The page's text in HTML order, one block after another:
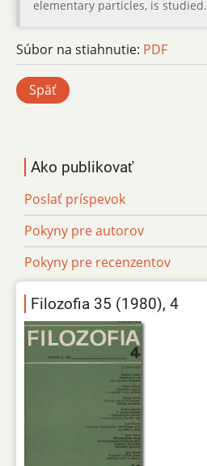
elementary particles, is studied.
Súbor na stiahnutie: PDF
Späť
Ako publikovať
Poslať príspevok
Pokyny pre autorov
Pokyny pre recenzentov
Filozofia 35 (1980), 4